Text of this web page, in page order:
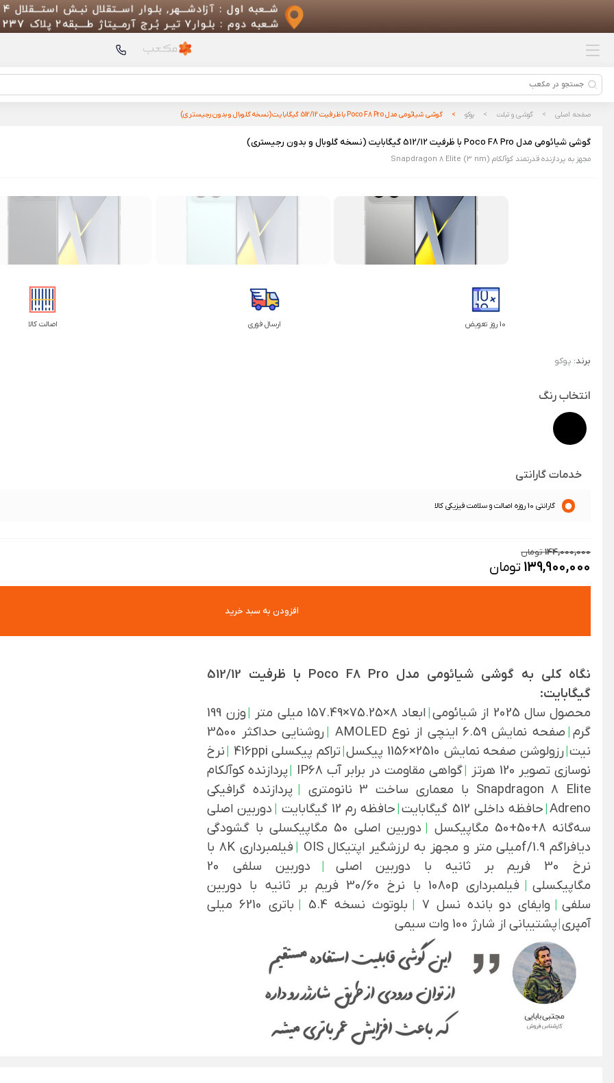
محصولات پیشنهادی
Mori Pro
Pro
محصولات پیشنهادی
کتری و مخلوط کن چند منظوره
Electric Kettle 3 MJDSH08YM
هندزفری بلوتوثی شیائومی مدل
ساعت هوشمند شیائومی مدل Watch
صفحه اصلی گوشی و تبلت پوکو گوشی شیائومی مدل Poco F8 Pro با ظرفیت 512/12 گیگابایت (نسخه گلوبال و بدون رجیستری)
گوشی شیائومی مدل Poco F8 Pro با ظرفیت 512/12 گیگابایت (نسخه گلوبال و بدون رجیستری)
مجهز به پردازنده قدرتمند کوآلکام Snapdragon 8 Elite (3 nm)
10 روز تعویض ارسال فوری اصالت کالا
برند: پوکو
انتخاب رنگ
خدمات گارانتی
گارانتی 10 روزه اصالت و سلامت فیزیکی کالا
144,000,000تومان
139,900,000 تومان
افزودن به سبد خرید
نگاه کلی به گوشی شیائومی مدل Poco F8 Pro با ظرفیت 512/12
گیگابایت:
محصول سال 2025 از شیائومی
|ابعاد 8×75.25×157.49 میلی متر |
وزن 199
گرم | صفحه نمایش 6.59 اینچی از نوع AMOLED |
روشنایی حداکثر 3500
نیت|رزولوشن صفحه نمایش 2510×1156 پیکسل |تراکم پیکسلی 416ppi |نرخ
نوسازی تصویر 120 هرتز
|گواهی مقاومت در برابر آب IP68 |پردازنده کوآلکام
Snapdragon 8 Elite با معماری ساخت 3 نانومتری
| پردازنده گرافیکی
Adreno
|حافظه داخلی 512 گیگابایت |حافظه رم 12 گیگابایت | دوربین اصلی
سه‌گانه 8+50+50 مگاپیکسل
|
دوربین اصلی 50 مگاپیکسلی با گشودگی
دیافراگم f/1.9میلی متر و مجهز به لرزشگیر اپتیکال OIS
|
فیلمبرداری 8K با
نرخ 30 فریم بر ثانیه با دوربین اصلی
|
دوربین سلفی 20
مگاپیکسلی |
فیلمبرداری 1080p با نرخ 30/60 فریم بر ثانیه با دوربین
سلفی | وایفای دو بانده نسل 7 | بلوتوث نسخه 5.4 |
باتری 6210 میلی
آمپری|پشتیبانی از شارژ 100 وات سیمی